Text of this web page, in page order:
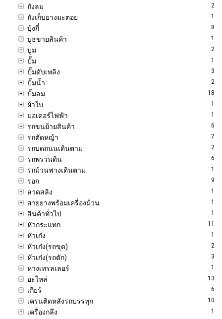
ถังลม 2
ถังเก็บยางมะตอย 1
บุ้งกี๋ 8
บูธขายสินค้า 1
บูม 2
ปั๊ม 1
ปั๊มดับเพลิง 3
ปั๊มน้ำ 2
ปั๊มลม 18
ผ้าใบ 1
มอเตอร์ไฟฟ้า 1
รถขนย้ายสินค้า 6
รถตัดหญ้า 7
รถบดถนนเดินตาม 2
รถพรวนดิน 6
รถม้วนฟางเดินตาม 1
รอก 9
ลวดสลิง 1
สายยางพร้อมเครื่องม้วน 1
สินค้าทั่วไป 1
หัวกระแทก 11
หัวเก๋ง 1
หัวเก๋ง(รถขุด) 2
หัวเก๋ง(รถตัก) 3
หางเทรลเลอร์ 1
อะไหล่ 13
เกียร์ 6
เครนติดหลังรถบรรทุก 10
เครื่องกลึง 1